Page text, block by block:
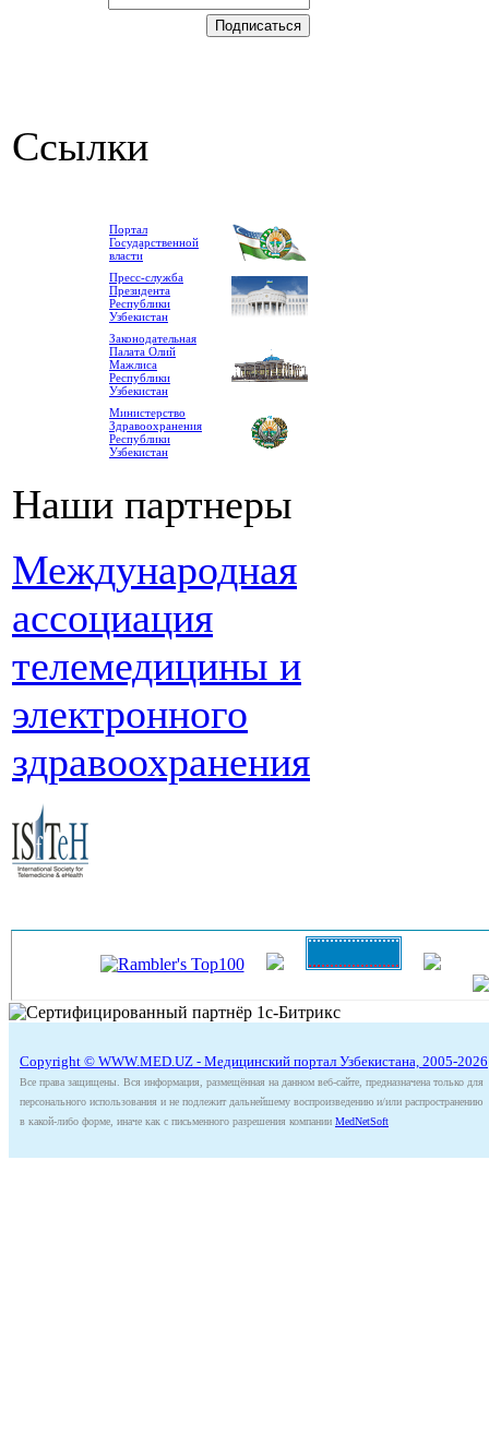
Ссылки
Портал
Государственной
власти
Пресс-служба
Президента
Республики
Узбекистан
Законодательная
Палата Олий
Мажлиса
Республики
Узбекистан
Министерство
Здравоохранения
Республики
Узбекистан
Наши партнеры
Международная
ассоциация
телемедицины и
электронного
здравоохранения
Copyright © WWW.MED.UZ - Медицинский портал Узбекистана, 2005-2026
Все права защищены. Вся информация, размещённая на данном веб-сайте, предназначена только для
персонального использования и не подлежит дальнейшему воспроизведению и/или распространению
в какой-либо форме, иначе как с письменного разрешения компании MedNetSoft